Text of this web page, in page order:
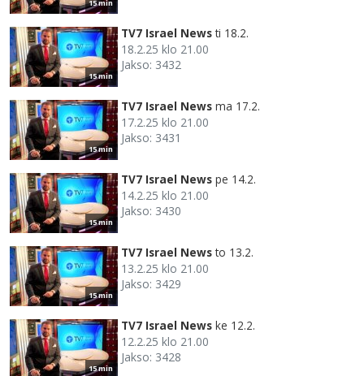
15 min
15 min
TV7 Israel News ti 18.2.
18.2.25 klo 21.00
Jakso: 3432
15 min
TV7 Israel News ma 17.2.
17.2.25 klo 21.00
Jakso: 3431
15 min
TV7 Israel News pe 14.2.
14.2.25 klo 21.00
Jakso: 3430
15 min
TV7 Israel News to 13.2.
13.2.25 klo 21.00
Jakso: 3429
15 min
TV7 Israel News ke 12.2.
12.2.25 klo 21.00
Jakso: 3428